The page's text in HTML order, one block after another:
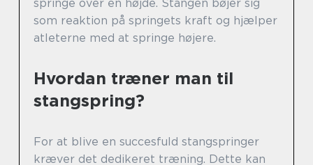
springe over en højde. Stangen bøjer sig
som reaktion på springets kraft og hjælper
atleterne med at springe højere.
Hvordan træner man til
stangspring?
For at blive en succesfuld stangspringer
kræver det dedikeret træning. Dette kan